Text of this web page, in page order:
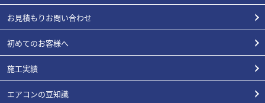
お見積もりお問い合わせ
初めてのお客様へ
施工実績
エアコンの豆知識